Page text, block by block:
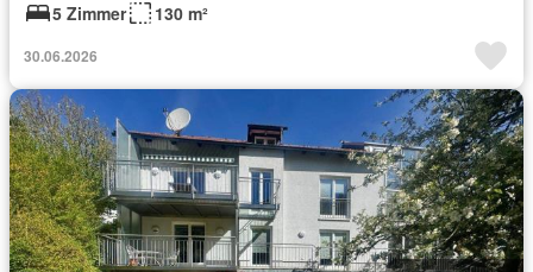
5 Zimmer
130 m²
30.06.2026